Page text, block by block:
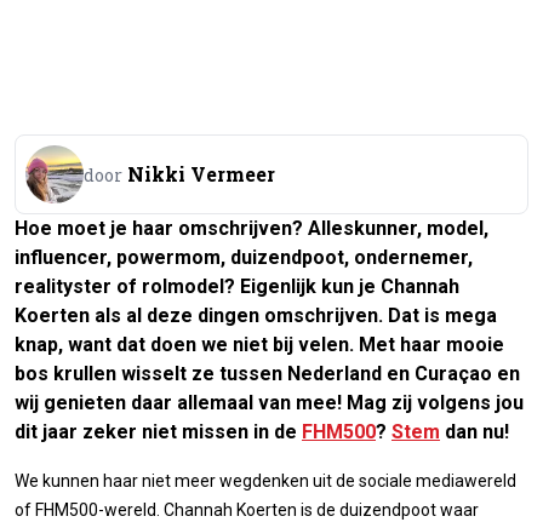
door Nikki Vermeer
Hoe moet je haar omschrijven? Alleskunner, model,
influencer, powermom, duizendpoot, ondernemer,
realityster of rolmodel? Eigenlijk kun je Channah
Koerten als al deze dingen omschrijven. Dat is mega
knap, want dat doen we niet bij velen. Met haar mooie
bos krullen wisselt ze tussen Nederland en Curaçao en
wij genieten daar allemaal van mee! Mag zij volgens jou
dit jaar zeker niet missen in de FHM500? Stem dan nu!
We kunnen haar niet meer wegdenken uit de sociale mediawereld
of FHM500-wereld. Channah Koerten is de duizendpoot waar